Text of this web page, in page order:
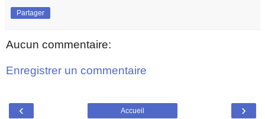
Partager
Aucun commentaire:
Enregistrer un commentaire
‹ ›
Accueil